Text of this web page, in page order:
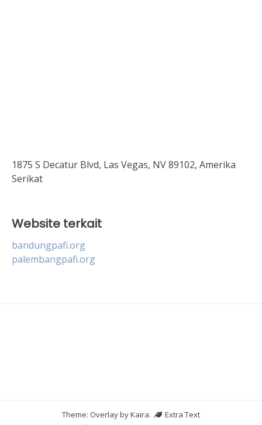
1875 S Decatur Blvd, Las Vegas, NV 89102, Amerika
Serikat
Website terkait
bandungpafi.org
palembangpafi.org
Theme: Overlay byKaira.
Extra Text